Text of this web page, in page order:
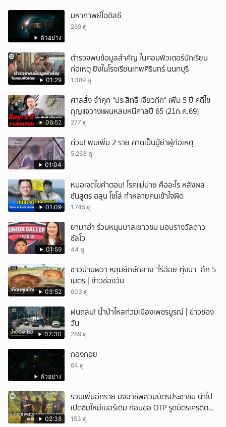
ตัวอย่าง
มหากาพย์โอดิสซี
269 ดู
01:29
ตำรวจพบข้อมูลสำคัญ ในคอมพิวเตอร์นักเรียน
ก่อเหตุ ยิงในโรงเรียนเทพศิรินทร์ นนทบุรี
1,389 ดู
06:52
ศาลสั่ง จำคุก "ประสิทธิ์ เจียวก๊ก" เพิ่ม 5 ปี คดีไข
กุญแจวางแผนหลบหนีศาลปี 65 (21ก.ค.69)
277 ดู
01:04
ด่วน! พบเพิ่ม 2 ราย คาดเป็นปู่ย่าผู้ก่อเหตุ
5,263 ดู
01:09
หมอเจดไขคำตอบ! โรคแม่ม่าย คืออะไร หลังผล
ชันสูตร ฮลุน โซโล่ ทำหลายคนเข้าใจผิด
1,745 ดู
01:59
ยามาฮ่า ร่วมหนุนบาสเยาวชน มอบรางวัลดาว
ซัลโว
44 ดู
03:52
ชาวบ้านผวา หลุมยักษ์กลาง "ไร่อ้อย-ทุ่งนา" ลึก 5
เมตร | ข่าวช่องวัน
603 ดู
07:30
ฝนถล่ม! น้ำป่าไหลท่วมเมืองเพชรบูรณ์ | ข่าวช่อง
วัน
289 ดู
ตัวอย่าง
กองกอย
64 ดู
02:38
รวบเพิ่มอีกราย มิจฉาชีพสวมบัตรประชาชน นำไป
เปิดซิมใหม่เบอร์เดิม ก่อนขอ OTP รูดบัตรเครดิตผู้
เสียหาย
153 ดู